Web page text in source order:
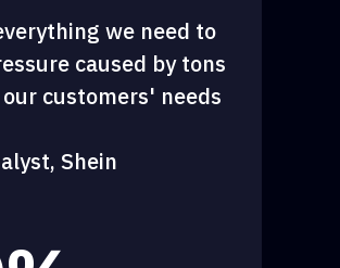
we need to
caused by tons
customers' needs
Shein